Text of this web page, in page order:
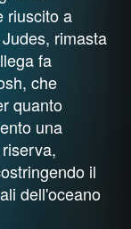
riuscito a
rimasta
fa
che
quanto
una
il
dell'oceano